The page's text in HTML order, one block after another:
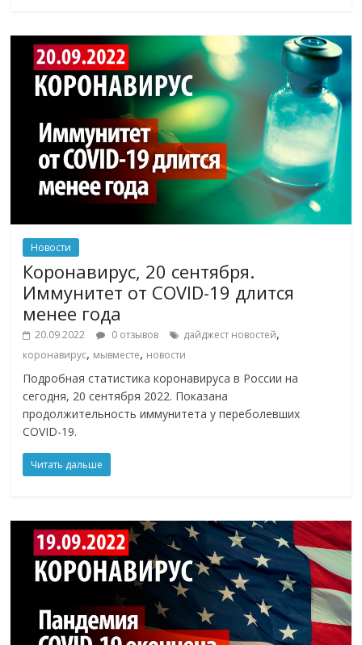
Новости
Коронавирус, 20 сентября.
Иммунитет от COVID-19 длится
менее года
20.09.2022 0 отзывов дайджест новостей,
коронавирус, мывместе, новости
Подробная статистика коронавируса в России на
сегодня, 20 сентября 2022. Показана
продолжительность иммунитета у переболевших
COVID-19.
Читать дальше